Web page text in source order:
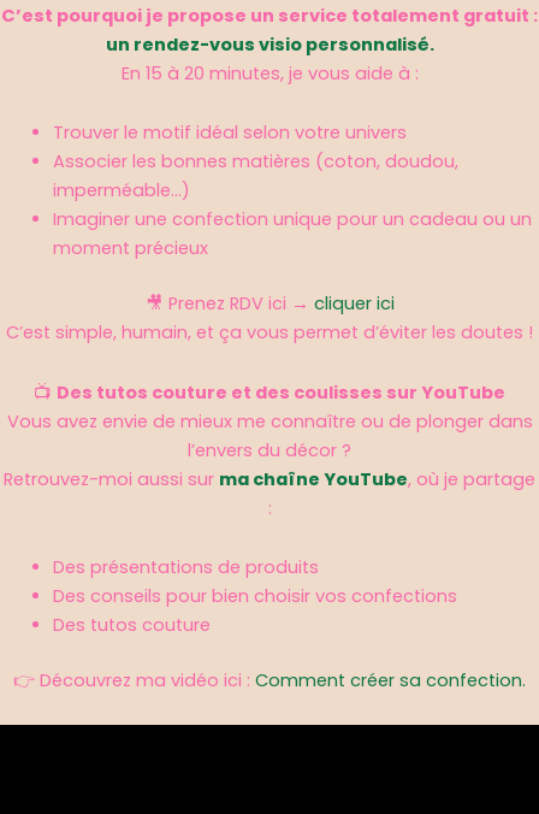
C’est pourquoi je propose un service totalement gratuit :
un rendez-vous visio personnalisé.
En 15 à 20 minutes, je vous aide à :
Trouver le motif idéal selon votre univers
Associer les bonnes matières (coton, doudou,
imperméable…)
Imaginer une confection unique pour un cadeau ou un
moment précieux
🎥 Prenez RDV ici → cliquer ici
C’est simple, humain, et ça vous permet d’éviter les doutes !
📺 Des tutos couture et des coulisses sur YouTube
Vous avez envie de mieux me connaître ou de plonger dans
l’envers du décor ?
Retrouvez-moi aussi sur ma chaîne YouTube, où je partage
:
Des présentations de produits
Des conseils pour bien choisir vos confections
Des tutos couture
👉 Découvrez ma vidéo ici : Comment créer sa confection.